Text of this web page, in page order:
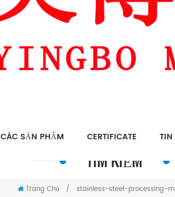
CÁC SẢN PHẨM CERTIFICATE TIN
TÌM KIẾM
Trang Chủ / stainless-steel-processing-